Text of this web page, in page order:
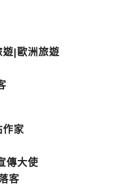
|歐洲旅遊
作家
傳大使
客